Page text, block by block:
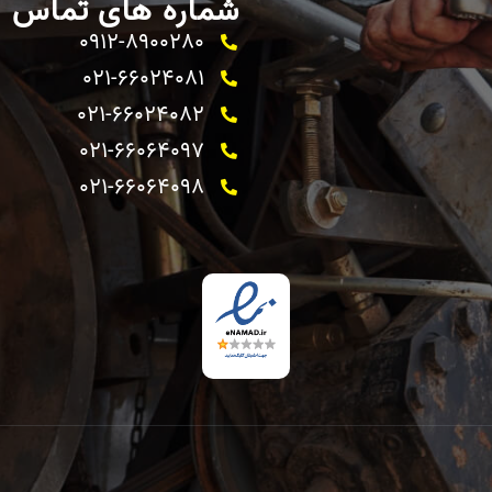
شماره های تماس
0912-8900280
021-66024081
021-66024082 ​
021-66064097
021-66064098